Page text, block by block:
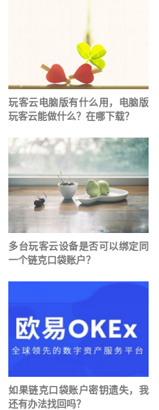
玩客云电脑版有什么用，电脑版
玩客云能做什么？在哪下载？
多台玩客云设备是否可以绑定同
一个链克口袋账户？
如果链克口袋账户密钥遗失，我
还有办法找回吗？